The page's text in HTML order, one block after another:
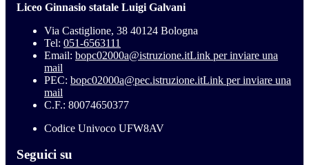
Liceo Ginnasio statale Luigi Galvani
Via Castiglione, 38 40124 Bologna
Tel: 051-6563111
Email: bopc02000a@istruzione.itLink per inviare una
mail
PEC: bopc02000a@pec.istruzione.itLink per inviare una
mail
C.F.: 80074650377
Codice Univoco UFW8AV
Seguici su